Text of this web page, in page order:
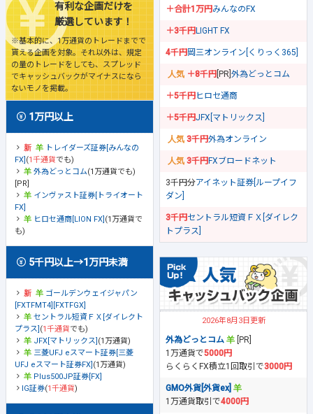
有利な企画だけを
厳選しています！
※基本的に、1万通貨のトレードまでで
貰える企画を対象。それ以外は、規定
の量のトレードをしても、スプレッド
でキャッシュバックがマイナスになら
ないモノを掲載。
1万円以上
トレイダーズ証券[みんなの
FX] (1千通貨でも)
外為どっとコム(1万通貨でも)
[PR]
インヴァスト証券[トライオート
FX]
ヒロセ通商[LION FX] (1万通貨で
も)
5千円以上→1万円未満
ゴールデンウェイジャパン
[FXTFMT4][FXTFGX]
セントラル短資ＦＸ[ダイレクト
プラス] (1千通貨でも)
JFX[マトリックス] (1万通貨)
三菱UFJ eスマート証券[三菱
UFJ eスマート証券FX] (1万通貨)
Plus500JP証券[FX]
IG証券(1千通貨)
＋合計1万円みんなのFX
＋3千円LIGHT FX
4千円岡三オンライン[くりっく365]
＋8千円 [PR] 外為どっとコム
＋5千円ヒロセ通商
＋5千円JFX[マトリックス]
3千円外為オンライン
3千円FXブロードネット
3千円分アイネット証券[ループイフ
ダン]
3千円セントラル短資ＦＸ[ダイレク
トプラス]
2026年8月3日更新
外為どっとコム
[PR]
1万通貨で5000円
らくらくFX積立1回取引で3000円
GMO外貨[外貨ex]
1万通貨取引で4000円